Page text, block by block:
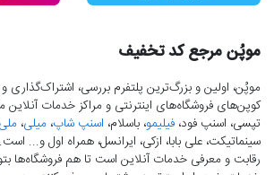
موپُن مرجع کد تخفیف
موپُن، اولین و بزرگ‌ترین پلتفرم بررسی، اشتراک‌گذاری
کوپن‌های فروشگاه‌های اینترنتی و مراکز خدمات آنلاین
تپسی، اسنپ فود، فیلیمو، باسلام، اسنپ شاپ، میلی،
سینماتیکت، علی بابا، ازکی، ایرانسل، همراه اول و...
رقابت و معرفی خدمات آنلاین است تا هم فروشگاه‌ها